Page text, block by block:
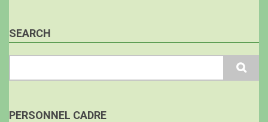
SEARCH
PERSONNEL CADRE